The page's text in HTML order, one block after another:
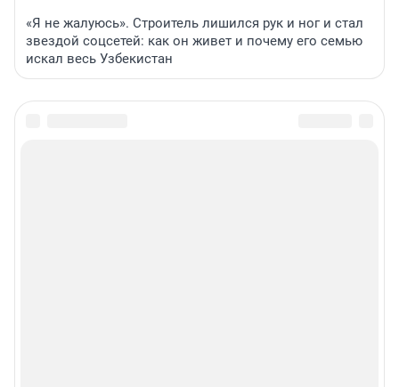
«Я не жалуюсь». Строитель лишился рук и ног и стал
звездой соцсетей: как он живет и почему его семью
искал весь Узбекистан